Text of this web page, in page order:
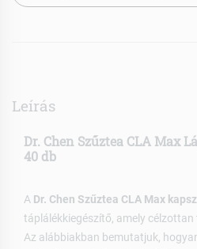
Leírás
Dr. Chen Szűztea CLA Max
40 db
A Dr. Chen Szűztea CLA Max
táplálékkiegészítő, amely
Az alábbiakban bemutatjuk,